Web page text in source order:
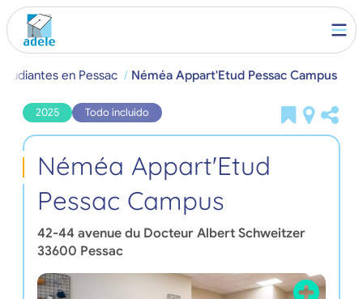
en Pessac Néméa Appart'Etud Pessac Campus
2025 Todo incluido
Néméa Appart'Etud
Pessac Campus
42-44 avenue du Docteur Albert Schweitzer
33600 Pessac